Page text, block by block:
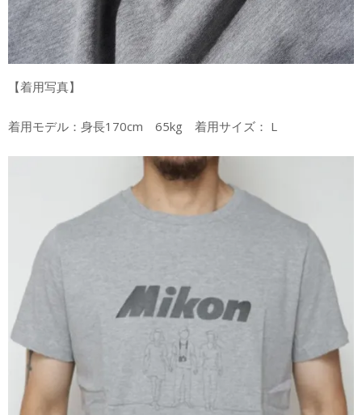
【着用写真】
着用モデル：身長170cm 65kg 着用サイズ： L